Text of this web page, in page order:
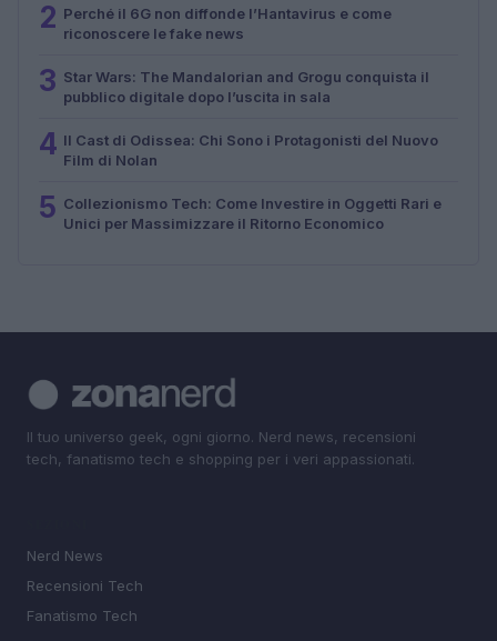
2 Perché il 6G non diffonde l’Hantavirus e come
riconoscere le fake news
3 Star Wars: The Mandalorian and Grogu conquista il
pubblico digitale dopo l’uscita in sala
4 Il Cast di Odissea: Chi Sono i Protagonisti del Nuovo
Film di Nolan
5 Collezionismo Tech: Come Investire in Oggetti Rari e
Unici per Massimizzare il Ritorno Economico
Il tuo universo geek, ogni giorno. Nerd news, recensioni
tech, fanatismo tech e shopping per i veri appassionati.
Nerd News
Recensioni Tech
Fanatismo Tech